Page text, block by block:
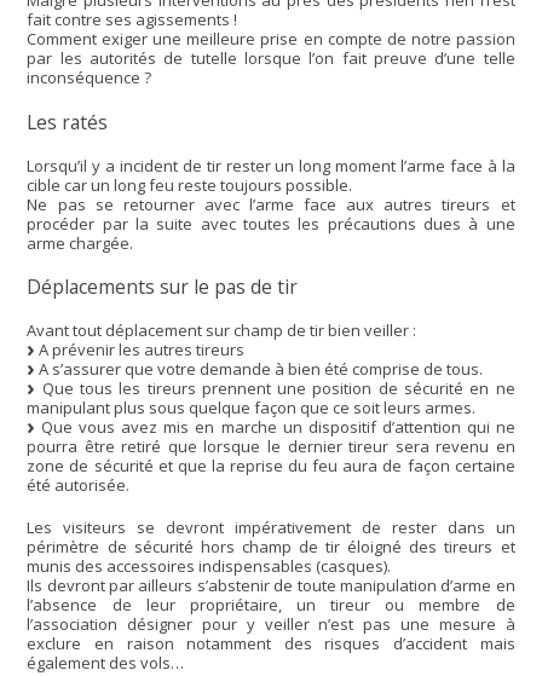
fait contre ses agissements !
Comment exiger une meilleure prise en compte de notre passion
par les autorités de tutelle lorsque l’on fait preuve d’une telle
inconséquence ?
Les ratés
Lorsqu’il y a incident de tir rester un long moment l’arme face à la
cible car un long feu reste toujours possible.
Ne pas se retourner avec l’arme face aux autres tireurs et
procéder par la suite avec toutes les précautions dues à une
arme chargée.
Déplacements sur le pas de tir
Avant tout déplacement sur champ de tir bien veiller :
A prévenir les autres tireurs
A s’assurer que votre demande à bien été comprise de tous.
Que tous les tireurs prennent une position de sécurité en ne
manipulant plus sous quelque façon que ce soit leurs armes.
Que vous avez mis en marche un dispositif d’attention qui ne
pourra être retiré que lorsque le dernier tireur sera revenu en
zone de sécurité et que la reprise du feu aura de façon certaine
été autorisée.
Les visiteurs se devront impérativement de rester dans un
périmètre de sécurité hors champ de tir éloigné des tireurs et
munis des accessoires indispensables (casques).
Ils devront par ailleurs s’abstenir de toute manipulation d’arme en
l’absence de leur propriétaire, un tireur ou membre de
l’association désigner pour y veiller n’est pas une mesure à
exclure en raison notamment des risques d’accident mais
également des vols…